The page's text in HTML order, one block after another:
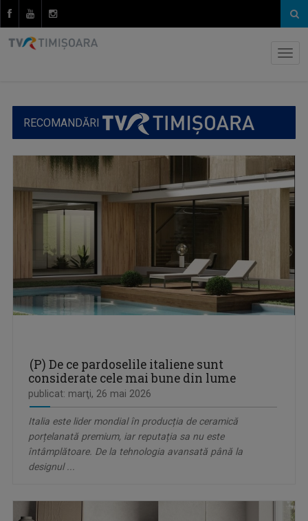
RECOMANDĂRI
(P) De ce pardoselile italiene sunt
considerate cele mai bune din lume
publicat: marţi, 26 mai 2026
Italia este lider mondial în producția de ceramică
porțelanată premium, iar reputația sa nu este
întâmplătoare. De la tehnologia avansată până la
designul ...